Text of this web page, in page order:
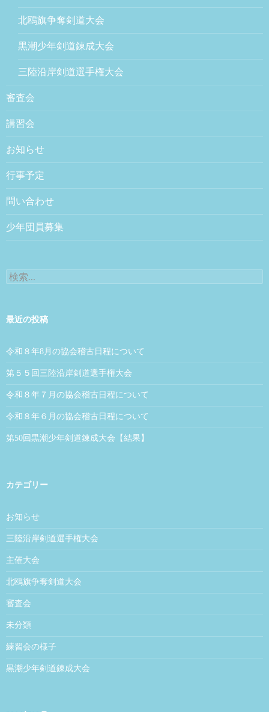
北鴎旗争奪剣道大会
黒潮少年剣道錬成大会
三陸沿岸剣道選手権大会
審査会
講習会
お知らせ
行事予定
問い合わせ
少年団員募集
検索:
最近の投稿
令和８年8月の協会稽古日程について
第５５回三陸沿岸剣道選手権大会
令和８年７月の協会稽古日程について
令和８年６月の協会稽古日程について
第50回黒潮少年剣道錬成大会【結果】
カテゴリー
お知らせ
三陸沿岸剣道選手権大会
主催大会
北鴎旗争奪剣道大会
審査会
未分類
練習会の様子
黒潮少年剣道錬成大会